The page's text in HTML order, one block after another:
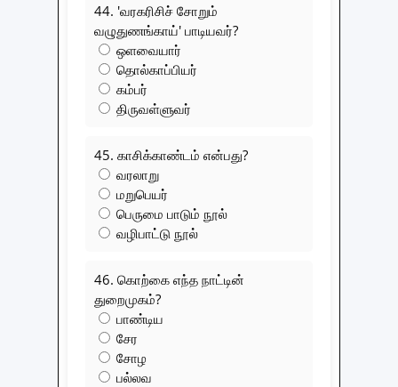
44. 'வரகரிசிச் சோறும்
வழுதுணங்காய்' பாடியவர்?
ஒளவையார்
தொல்காப்பியர்
கம்பர்
திருவள்ளுவர்
45. காசிக்காண்டம் என்பது?
வரலாறு
மறுபெயர்
பெருமை பாடும் நூல்
வழிபாட்டு நூல்
46. கொற்கை எந்த நாட்டின்
துறைமுகம்?
பாண்டிய
சேர
சோழ
பல்லவ